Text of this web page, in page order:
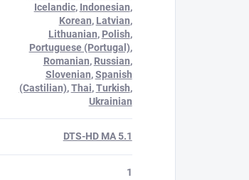
Icelandic, Indonesian,
Korean, Latvian,
Lithuanian, Polish,
Portuguese (Portugal),
Romanian, Russian,
Slovenian,Spanish
(Castilian),Thai,Turkish,
Ukrainian
DTS-HD MA 5.1
1